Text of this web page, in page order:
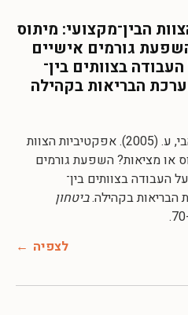
הבין־מקצועי: מיתוס
גורמים אישיים
בצוותים בין־
הבריאות בקהילה
פרוינד, ע. ודרך־זהבי, ע. (2005). אפקטיביות הצוות
או מציאות? השפעת גורמים
העבודה בצוותים בין־
הבריאות בקהילה.ביטחון
לצפיה